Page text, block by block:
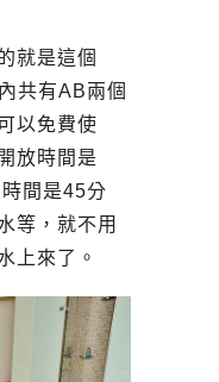
就是這個
共有AB兩個
以免費使
放時間是
間是45分
等，就不用
上來了。